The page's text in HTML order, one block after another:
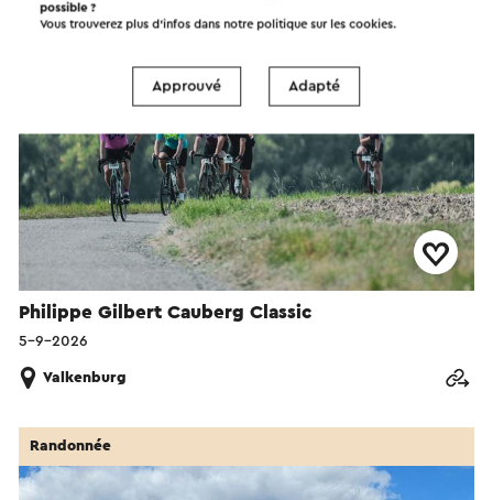
Philippe Gilbert Cauberg Classic
5-9-2026
Valkenburg
Randonnée
possible ?
Vous trouverez plus d’infos dans notre politique sur lescookies.
Approuvé Adapté